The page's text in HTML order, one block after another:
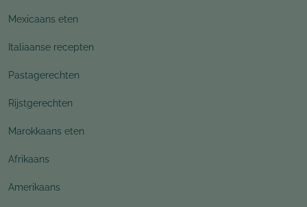
Mexicaans eten
Italiaanse recepten
Pastagerechten
Rijstgerechten
Marokkaans eten
Afrikaans
Amerikaans